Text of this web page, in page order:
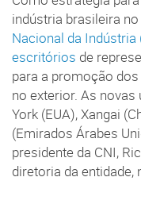
indústria brasileira
Nacional da Indústria
escritórios de
para a promoção
no exterior. As
York (EUA), Xangai
(Emirados Árabes
presidente da CNI,
diretoria da entidade,